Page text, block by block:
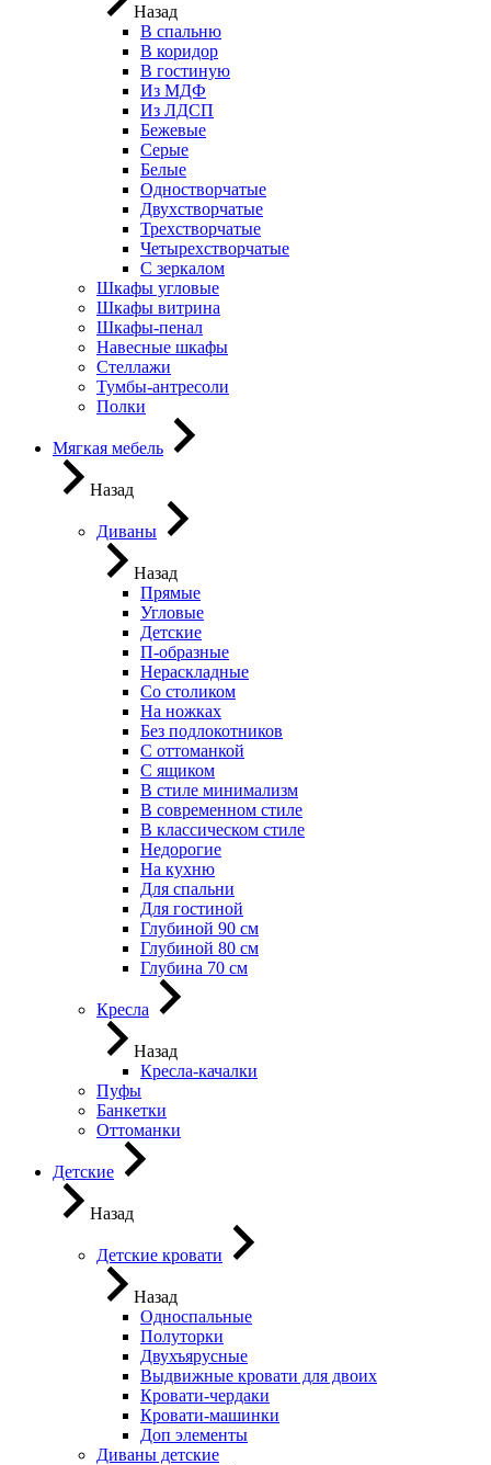
Назад
В спальню
В коридор
В гостиную
Из МДФ
Из ЛДСП
Бежевые
Серые
Белые
Одностворчатые
Двухстворчатые
Трехстворчатые
Четырехстворчатые
С зеркалом
Шкафы угловые
Шкафы витрина
Шкафы-пенал
Навесные шкафы
Стеллажи
Тумбы-антресоли
Полки
Мягкая мебель
Назад
Диваны
Назад
Прямые
Угловые
Детские
П-образные
Нераскладные
Со столиком
На ножках
Без подлокотников
С оттоманкой
С ящиком
В стиле минимализм
В современном стиле
В классическом стиле
Недорогие
На кухню
Для спальни
Для гостиной
Глубиной 90 см
Глубиной 80 см
Глубина 70 см
Кресла
Назад
Кресла-качалки
Пуфы
Банкетки
Оттоманки
Детские
Назад
Детские кровати
Назад
Односпальные
Полуторки
Двухъярусные
Выдвижные кровати для двоих
Кровати-чердаки
Кровати-машинки
Доп элементы
Диваны детские